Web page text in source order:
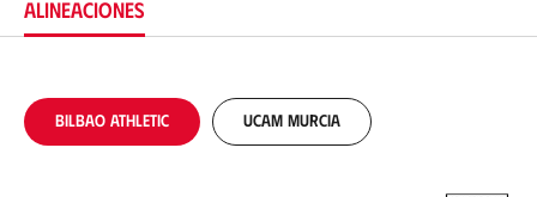
ALINEACIONES
Bilbao Athletic UCAM Murcia